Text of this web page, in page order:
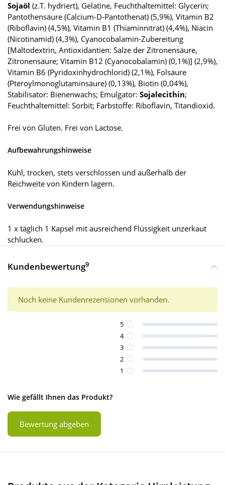
Sojaöl (z.T. hydriert), Gelatine, Feuchthaltemittel: Glycerin;
Pantothensäure (Calcium-D-Pantothenat) (5,9%), Vitamin B2
(Riboflavin) (4,5%), Vitamin B1 (Thiaminnitrat) (4,4%), Niacin
(Nicotinamid) (4,3%), Cyanocobalamin-Zubereitung
[Maltodextrin, Antioxidantien: Salze der Zitronensäure,
Zitronensäure; Vitamin B12 (Cyanocobalamin) (0,1%)] (2,9%),
Vitamin B6 (Pyridoxinhydrochlorid) (2,1%), Folsäure
(Pteroylmonoglutaminsäure) (0,13%), Biotin (0,04%),
Stabilisator: Bienenwachs; Emulgator: Sojalecithin;
Feuchthaltemittel: Sorbit; Farbstoffe: Riboflavin, Titandioxid.
Frei von Gluten. Frei von Lactose.
Aufbewahrungshinweise
Kühl, trocken, stets verschlossen und außerhalb der
Reichweite von Kindern lagern.
Verwendungshinweise
1 x täglich 1 Kapsel mit ausreichend Flüssigkeit unzerkaut
schlucken.
Kundenbewertung9
Noch keine Kundenrezensionen vorhanden.
5
4
3
2
1
Wie gefällt Ihnen das Produkt?
Bewertung abgeben